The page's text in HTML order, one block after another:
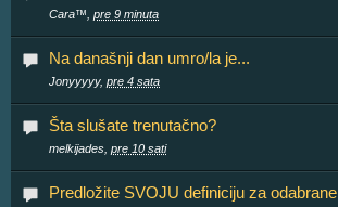
Cara™, pre 9 minuta
Na današnji dan umro/la je...
Jonyyyyy, pre 4 sata
Šta slušate trenutačno?
melkijades, pre 10 sati
Predložite SVOJU definiciju za odabrane